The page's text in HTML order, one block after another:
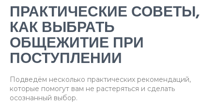
ПРАКТИЧЕСКИЕ СОВЕТЫ,
КАК ВЫБРАТЬ
ОБЩЕЖИТИЕ ПРИ
ПОСТУПЛЕНИИ
Подведём несколько практических рекомендаций,
которые помогут вам не растеряться и сделать
осознанный выбор.